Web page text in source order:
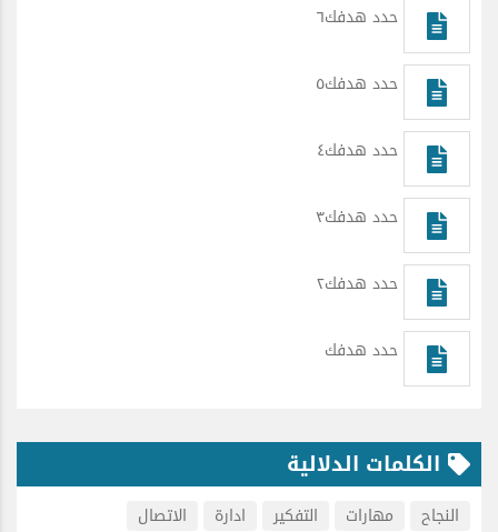
حدد هدفك٦
حدد هدفك٥
حدد هدفك٤
حدد هدفك٣
حدد هدفك٢
حدد هدفك
الكلمات الدلالية
النجاح مهارات التفكير ادارة
الاتصال